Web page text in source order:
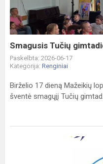
Smagusis Tučių
Paskelbta: 2026-06-17
Kategorija: Renginiai
Birželio 17 dieną Mažeikių
šventė smagųjį Tučių